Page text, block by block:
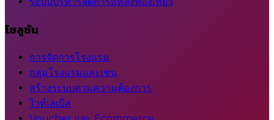
โซลูชัน
การจัดการโรงแรม
กลุ่มโรงแรมและเชน
สร้างระบบตามความต้องการ
ไวท์เลเบิล